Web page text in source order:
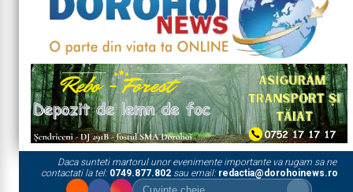
Daca sunteti martorul unor evenimente importante va rugam sa ne
contactati la tel: 0749.877.802sau email: redactia@dorohoinews.ro